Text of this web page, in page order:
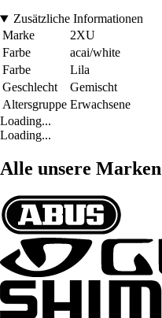
Zusätzliche Informationen
Marke
2XU
Farbe
acai/white
Farbe
Lila
Geschlecht
Gemischt
Altersgruppe Erwachsene
Loading...
Loading...
Alle unsere Marken